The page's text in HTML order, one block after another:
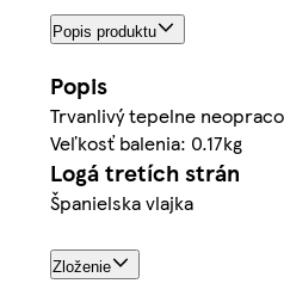
Popis produktu
Popis
Trvanlivý tepelne
Veľkosť balenia: 0.17kg
Logá tretích strán
Španielska vlajka
Zloženie